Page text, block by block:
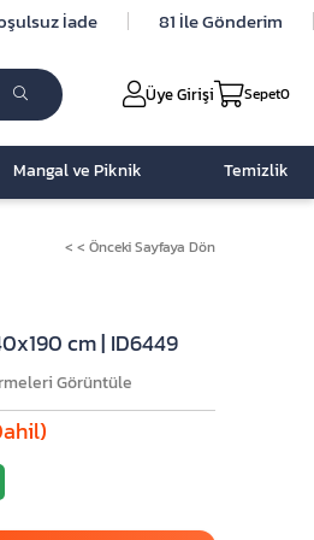
İade 81 İle Gönderim
Üye Girişi Sepet0
Mangal ve Piknik Temizlik
< < Önceki Sayfaya Dön
cm | ID6449